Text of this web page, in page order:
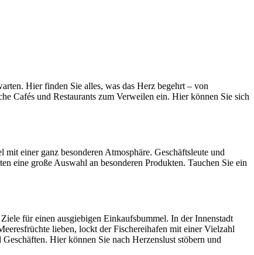
Hier finden Sie alles, was das Herz begehrt – von
Cafés und Restaurants zum Verweilen ein. Hier können Sie sich
einer ganz besonderen Atmosphäre. Geschäftsleute und
eine große Auswahl an besonderen Produkten. Tauchen Sie ein
für einen ausgiebigen Einkaufsbummel. In der Innenstadt
lieben, lockt der Fischereihafen mit einer Vielzahl
Hier können Sie nach Herzenslust stöbern und